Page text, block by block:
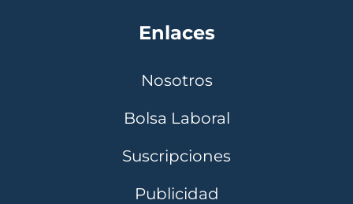
Enlaces
Nosotros
Bolsa Laboral
Suscripciones
Publicidad